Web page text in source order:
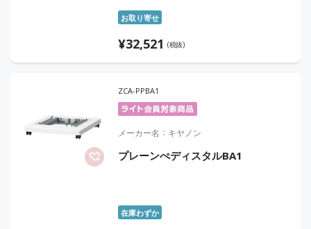
お取り寄せ
¥32,521 (税抜)
ZCA-PPBA1
メーカー名 キヤノン
プレーンぺディスタルBA1
在庫わずか